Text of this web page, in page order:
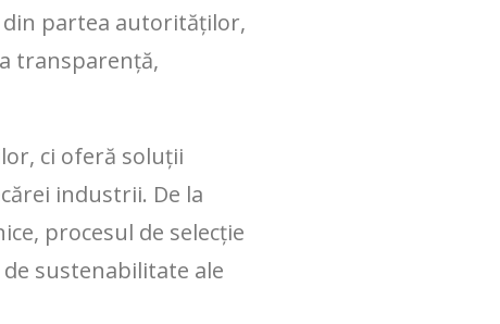
din partea autorităților,
transparență,
ci oferă soluții
industrii. De la
procesul de selecție
sustenabilitate ale